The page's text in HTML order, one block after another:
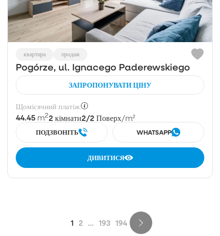
квартира продаж
Pogórze, ul. Ignacego Paderewskiego
ЗАПРОПОНУВАТИ ЦІНУ
Щомісячний платіж:
44.45 m22 кімнати2/2 Поверх/m²
ПОДЗВОНІТЬ WHATSAPP
ДИВИТИСЯ
1 2 ... 193 194